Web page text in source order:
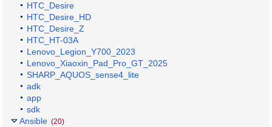
HTC_Desire
HTC_Desire_HD
HTC_Desire_Z
HTC_HT-03A
Lenovo_Legion_Y700_2023
Lenovo_Xiaoxin_Pad_Pro_GT_2025
SHARP_AQUOS_sense4_lite
adk
app
sdk
Ansible (20)